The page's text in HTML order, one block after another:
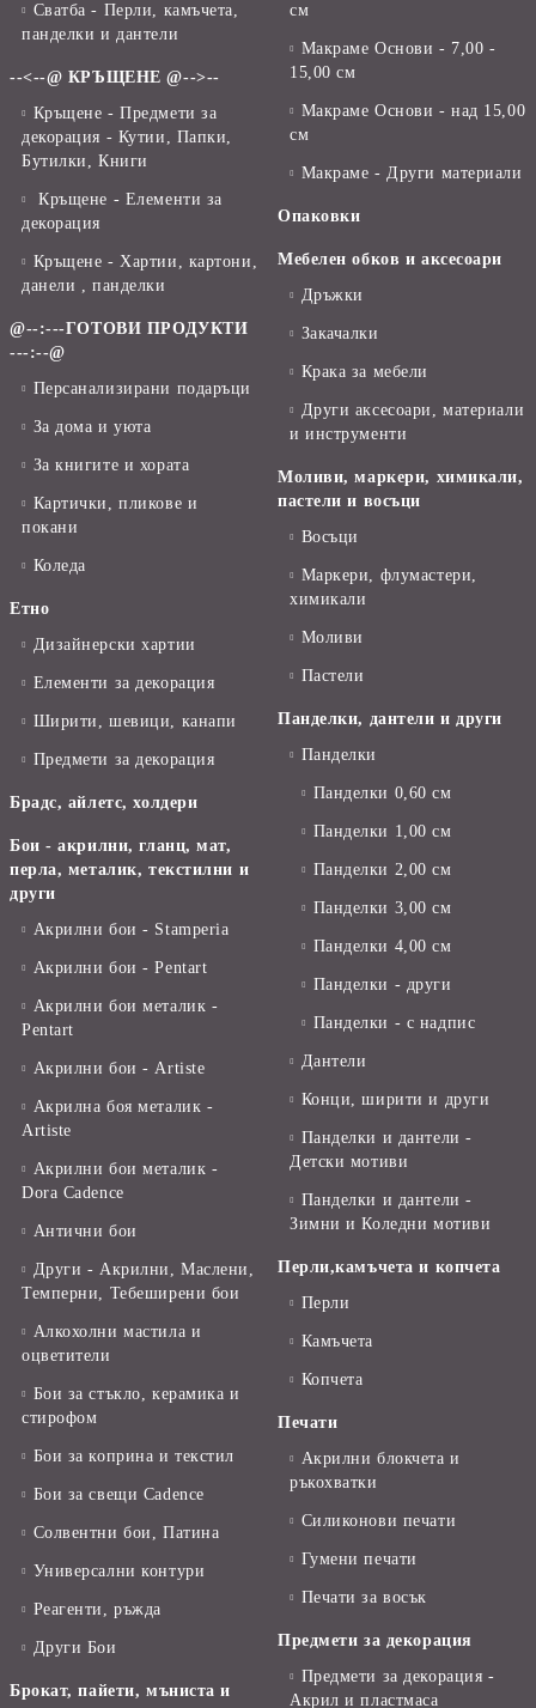
Сватба - Перли, камъчета,
панделки и дантели
--<--@ КРЪЩЕНЕ @-->--
Кръщене - Предмети за
декорация - Кутии, Папки,
Бутилки, Книги
Кръщене - Елементи за
декорация
Кръщене - Хартии, картони,
данели , панделки
@--:---ГОТОВИ ПРОДУКТИ
---:--@
Персанализирани подаръци
За дома и уюта
За книгите и хората
Картички, пликове и
покани
Коледа
Етно
Дизайнерски хартии
Елементи за декорация
Ширити, шевици, канапи
Предмети за декорация
Брадс, айлетс, холдери
Бои - акрилни, гланц, мат,
перла, металик, текстилни и
други
Акрилни бои - Stamperia
Акрилни бои - Pentart
Акрилни бои металик -
Pentart
Акрилни бои - Artiste
Акрилна боя металик -
Artiste
Акрилни бои металик -
Dora Cadence
Антични бои
Други - Акрилни, Маслени,
Темперни, Тебеширени бои
Алкохолни мастила и
оцветители
Бои за стъкло, керамика и
стирофом
Бои за коприна и текстил
Бои за свещи Cadence
Солвентни бои, Патина
Универсални контури
Реагенти, ръжда
Други Бои
Брокат, пайети, мъниста и
см
Макраме Основи - 7,00 -
15,00 см
Макраме Основи - над 15,00
см
Макраме - Други материали
Опаковки
Мебелен обков и аксесоари
Дръжки
Закачалки
Крака за мебели
Други аксесоари, материали
и инструменти
Моливи, маркери, химикали,
пастели и восъци
Восъци
Маркери, флумастери,
химикали
Моливи
Пастели
Панделки, дантели и други
Панделки
Панделки 0,60 см
Панделки 1,00 см
Панделки 2,00 см
Панделки 3,00 см
Панделки 4,00 см
Панделки - други
Панделки - с надпис
Дантели
Конци, ширити и други
Панделки и дантели -
Детски мотиви
Панделки и дантели -
Зимни и Коледни мотиви
Перли,камъчета и копчета
Перли
Камъчета
Копчета
Печати
Акрилни блокчета и
ръкохватки
Силиконови печати
Гумени печати
Печати за восък
Предмети за декорация
Предмети за декорация -
Акрил и пластмаса